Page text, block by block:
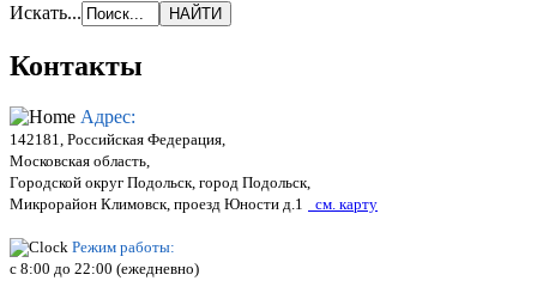
Искать...
Контакты
Адрес:
142181, Российская Федерация,
Московская область,
Городской округ Подольск, город Подольск,
Микрорайон Климовск, проезд Юности д.1
см. карту
Режим работы:
c 8:00 до 22:00 (ежедневно)